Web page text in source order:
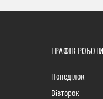
ГРАФІК РОБОТИ
Понеділок
Вівторок